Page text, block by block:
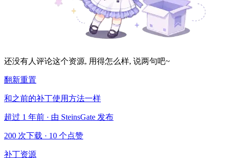
还没有人评论这个资源, 用得怎么样, 说两句吧~
翻新重置
和之前的补丁使用方法一样
超过 1 年前 · 由 SteinsGate 发布
200 次下载 · 10 个点赞
补丁资源